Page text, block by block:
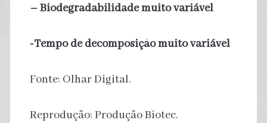
– Biodegradabilidade muito variável
-Tempo de decomposição muito variável
Fonte: Olhar Digital.
Reprodução: Produção Biotec.